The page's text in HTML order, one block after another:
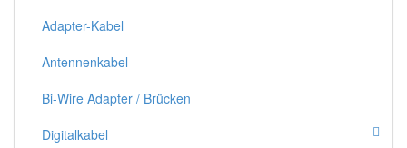
Adapter-Kabel
Antennenkabel
Bi-Wire Adapter / Brücken
Digitalkabel